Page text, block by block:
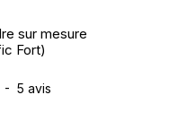
sur mesure
Fort)
- 5 avis